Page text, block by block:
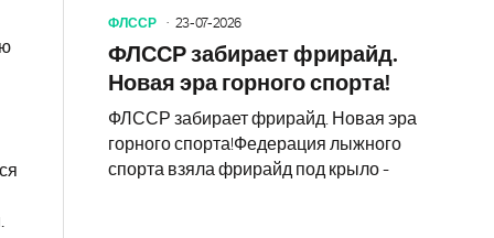
ФЛССР 23-07-2026
ФЛССР забирает фрирайд.
Новая эра горного спорта!
ФЛССР забирает фрирайд. Новая эра
горного спорта!Федерация лыжного
спорта взяла фрирайд под крыло -